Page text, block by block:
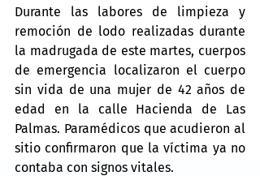
Durante las labores de limpieza y
remoción de lodo realizadas durante
la madrugada de este martes, cuerpos
de emergencia localizaron el cuerpo
sin vida de una mujer de 42 años de
edad en la calle Hacienda de Las
Palmas. Paramédicos que acudieron al
sitio confirmaron que la víctima ya no
contaba con signos vitales.